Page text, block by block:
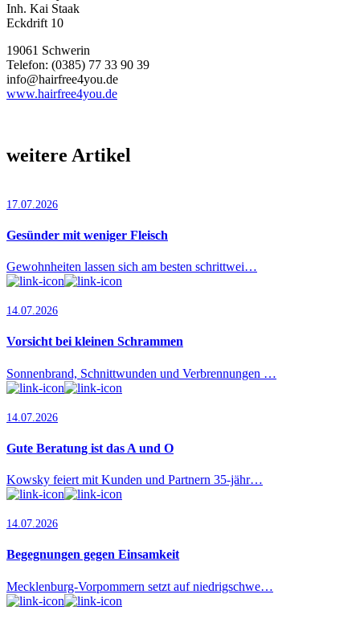
Inh. Kai Staak
Eckdrift 10
19061 Schwerin
Telefon: (0385) 77 33 90 39
info@hairfree4you.de
www.hairfree4you.de
weitere Artikel
17.07.2026
Gesünder mit weniger Fleisch
Gewohnheiten lassen sich am besten schrittwei…
14.07.2026
Vorsicht bei kleinen Schrammen
Sonnenbrand, Schnittwunden und Verbrennungen …
14.07.2026
Gute Beratung ist das A und O
Kowsky feiert mit Kunden und Partnern 35-jähr…
14.07.2026
Begegnungen gegen Einsamkeit
Mecklenburg-Vorpommern setzt auf niedrigschwe…